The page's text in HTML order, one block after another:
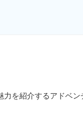
を紹介するアドベ